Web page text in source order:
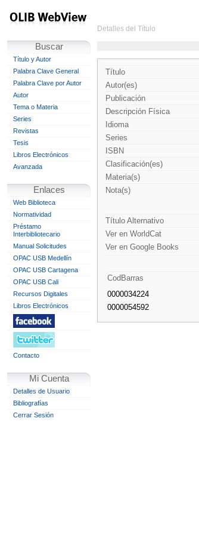
Buscar
Título y Autor
Palabra Clave General
Palabra Clave por Autor
Autor
Tema o Materia
Series
Revistas
Tesis
Libros Electrónicos
Avanzada
Enlaces
Web Biblioteca
Normatividad
Préstamo
Interbibliotecario
Manual Solicitudes
OPAC USB Medellín
OPAC USB Cartagena
OPAC USB Cali
Recursos Digitales
Libros Electrónicos
Contacto
Mi Cuenta
Detalles de Usuario
Bibliografías
Cerrar Sesión
Detalles del Título
Título
Autor(es)
Publicación
Descripción Física
Idioma
Series
ISBN
Clasificación(es)
Materia(s)
Nota(s)
Título Alternativo
Ver en WorldCat
Ver en Google Books
CodBarras
0000034224
0000054592